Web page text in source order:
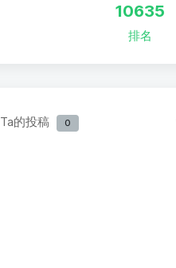
10635
排名
Ta的投稿 0